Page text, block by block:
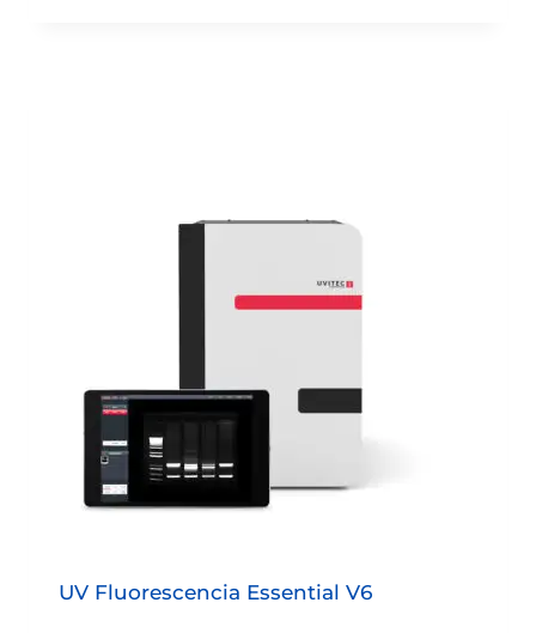
UV Fluorescencia Essential V6